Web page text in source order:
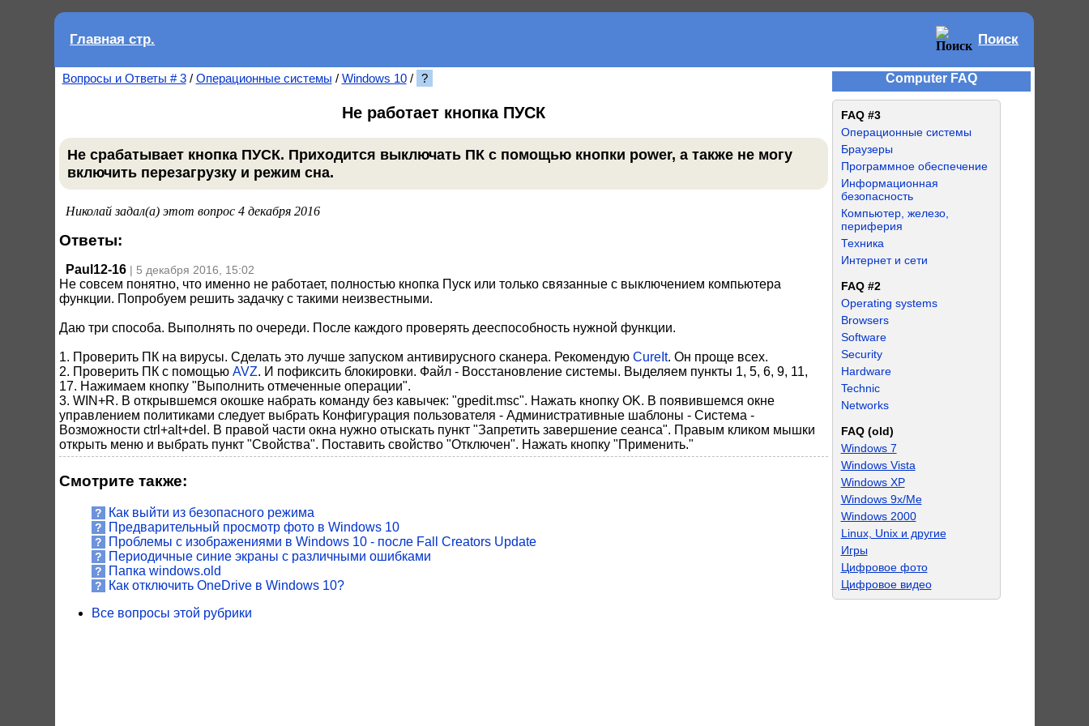
Главная стр. Поиск
Вопросы и Ответы # 3/ Операционные системы / Windows 10/ ?
Не работает кнопка ПУСК
Не срабатывает кнопка ПУСК. Приходится выключать ПК с помощью кнопки power, а также не могу
включить перезагрузку и режим сна.
Николай задал(а) этот вопрос 4 декабря 2016
Ответы:
Paul12-16 | 5 декабря 2016, 15:02
Не совсем понятно, что именно не работает, полностью кнопка Пуск или только связанные с выключением компьютера
функции. Попробуем решить задачку с такими неизвестными.
Даю три способа. Выполнять по очереди. После каждого проверять дееспособность нужной функции.
1. Проверить ПК на вирусы. Сделать это лучше запуском антивирусного сканера. Рекомендую CureIt. Он проще всех.
2. Проверить ПК с помощью AVZ. И пофиксить блокировки. Файл - Восстановление системы. Выделяем пункты 1, 5, 6, 9, 11,
17. Нажимаем кнопку "Выполнить отмеченные операции".
3. WIN+R. В открывшемся окошке набрать команду без кавычек: "gpedit.msc". Нажать кнопку OK. В появившемся окне
управлением политиками следует выбрать Конфигурация пользователя - Административные шаблоны - Система -
Возможности ctrl+alt+del. В правой части окна нужно отыскать пункт "Запретить завершение сеанса". Правым кликом мышки
открыть меню и выбрать пункт "Свойства". Поставить свойство "Отключен". Нажать кнопку "Применить."
Смотрите также:
? Как выйти из безопасного режима
? Предварительный просмотр фото в Windows 10
? Проблемы с изображениями в Windows 10 - после Fall Creators Update
? Периодичные синие экраны с различными ошибками
? Папка windows.old
?
Как отключить OneDrive в Windows 10?
Все вопросы этой рубрики
Computer FAQ
FAQ #3
Операционные системы
Браузеры
Программное обеспечение
Информационная
безопасность
Компьютер, железо,
периферия
Техника
Интернет и сети
FAQ #2
Operating systems
Browsers
Software
Security
Hardware
Technic
Networks
FAQ (old)
Windows 7
Windows Vista
Windows XP
Windows 9x/Me
Windows 2000
Linux, Unix и другие
Игры
Цифровое фото
Цифровое видео